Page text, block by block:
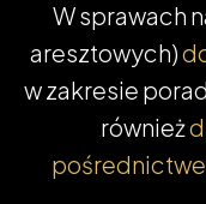
W sprawach
aresztowych)
w zakresie
również